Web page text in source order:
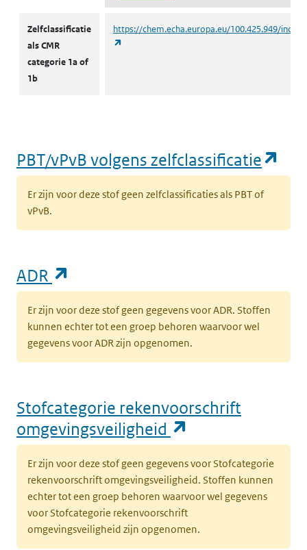
Zelfclassificatie
als CMR
categorie 1a of
1b
https://chem.echa.europa.eu/100.425.949/
PBT/vPvB volgens zelfclassificatie
Er zijn voor deze stof geen zelfclassificaties als PBT of
vPvB.
ADR
Er zijn voor deze stof geen gegevens voor ADR. Stoffen
kunnen echter tot een groep behoren waarvoor wel
gegevens voor ADR zijn opgenomen.
Stofcategorie rekenvoorschrift
omgevingsveiligheid
Er zijn voor deze stof geen gegevens voor Stofcategorie
rekenvoorschrift omgevingsveiligheid. Stoffen kunnen
echter tot een groep behoren waarvoor wel gegevens
voor Stofcategorie rekenvoorschrift
omgevingsveiligheid zijn opgenomen.